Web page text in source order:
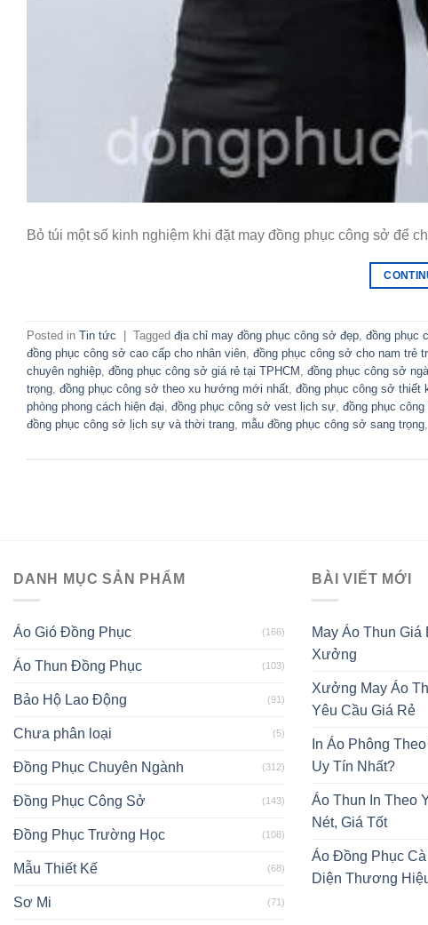
Bỏ túi một số kinh nghiệm khi đặt may đồng phục công sở để
Posted in Tin tức Tagged địa chỉ may đồng phục công sở đẹp, đồng phục
đồng phục công sở cao cấp cho nhân viên, đồng phục công sở cho nam trẻ
chuyên nghiệp, đồng phục công sở giá rẻ tại TPHCM , đồng phục công sở
trọng, đồng phục công sở theo xu hướng mới nhất, đồng phục công sở thiết
phòng phong cách hiện đại, đồng phục công sở vest lịch sự, đồng phục
đồng phục công sở lịch sự và thời trang, mẫu đồng phục công sở sang trọng,
DANH MỤC SẢN PHẨM
Áo Gió Đồng Phục (166)
Áo Thun Đồng Phục (103)
Bảo Hộ Lao Động (91)
Chưa phân loại (5)
Đồng Phục Chuyên Ngành (312)
Đồng Phục Công Sở (143)
Đồng Phục Trường Học (108)
Mẫu Thiết Kế (68)
Sơ Mi (71)
BÀI VIẾT MỚI
May Áo Thun Giá
Xưởng
Xưởng May Áo
Yêu Cầu Giá Rẻ
In Áo Phông
Uy Tín Nhất?
Áo Thun In Theo
Nét, Giá Tốt
Áo Đồng Phục
Diện Thương